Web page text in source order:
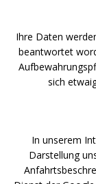
Ihre Daten
beantwortet
sich
In unserem
Darstellung